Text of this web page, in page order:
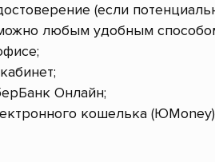
(если
любым удобным
Онлайн;
кошелька